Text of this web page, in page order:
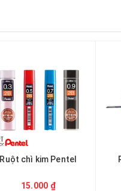
Ruột chì kim Pentel
15.000 ₫